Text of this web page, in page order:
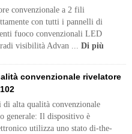
convenzionale a 2 fili
con tutti i pannelli di
fuoco convenzionali LED
visibilità Advan ... Di più
convenzionale rivelatore
alta qualità convenzionale
generale: Il dispositivo è
utilizza uno stato di-the-